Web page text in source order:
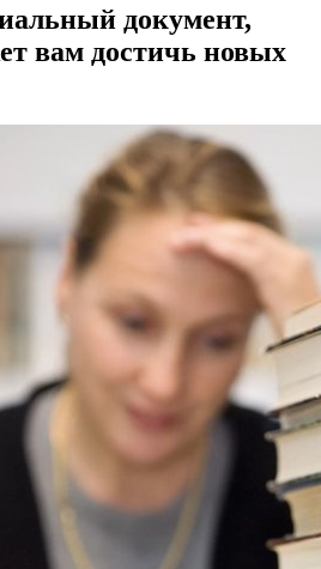
документ,
вам достичь новых